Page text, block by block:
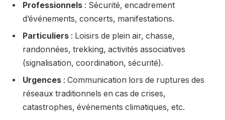
Professionnels : Sécurité, encadrement
d’événements, concerts, manifestations.
Particuliers : Loisirs de plein air, chasse,
randonnées, trekking, activités associatives
(signalisation, coordination, sécurité).
Urgences : Communication lors de ruptures des
réseaux traditionnels en cas de crises,
catastrophes, événements climatiques, etc.